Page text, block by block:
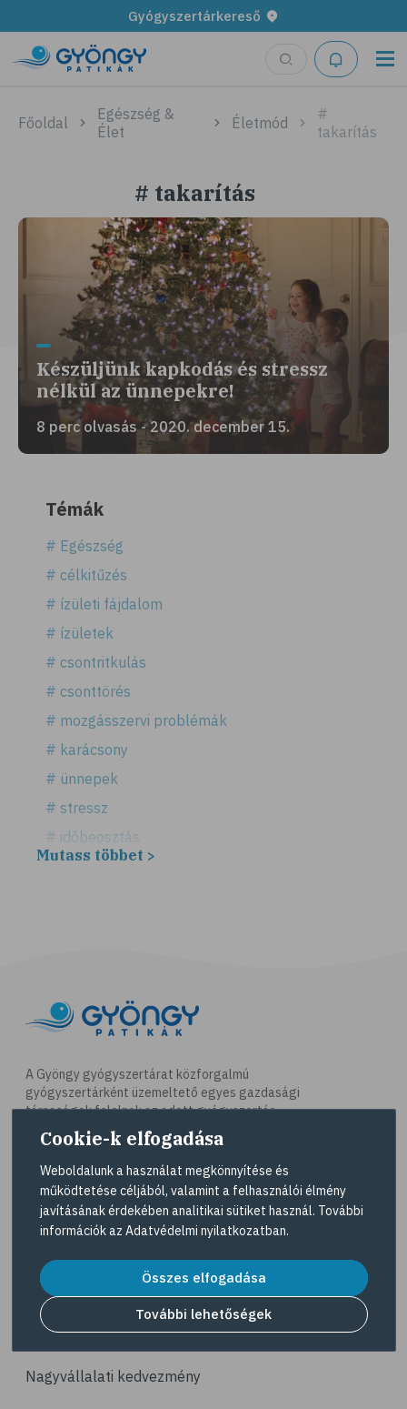
Gyógyszertárkereső
Főoldal
Egészség &
Élet
Életmód
#
takarítás
# takarítás
Készüljünk kapkodás és stressz
nélkül az ünnepekre!
8 perc olvasás - 2020. december 15.
Témák
# Egészség
# célkitűzés
# ízületi fájdalom
# ízületek
# csontritkulás
# csonttörés
# mozgásszervi problémák
# karácsony
# ünnepek
# stressz
# időbeosztás
# háztartás
# mozgás
# síelés
# szánkózás
# snowboard
# korcsolyázás
# pszichológia
# hátfájás
# fertőző betegségek
# immunrendszer
# szemszárazság
Mutass többet >
A Gyöngy gyógyszertárat közforgalmú
gyógyszertárként üzemeltető egyes gazdasági
társaságok felelnek az adott gyógyszertár
működésért. A Gyöngy gyógyszertárak listáját és
elérhetőségeit a Gyógyszertár kereső
tekintheti meg.
Navigáció
Dermokozmetikumok
Gyöngy Patika Magazin
Nagyvállalati kedvezmény
Cookie-k elfogadása
Weboldalunk a használat megkönnyítése és
működtetése céljából, valamint a felhasználói élmény
javításának érdekében analitikai sütiket használ. További
információk az Adatvédelmi nyilatkozatban.
Összes elfogadása
További lehetőségek